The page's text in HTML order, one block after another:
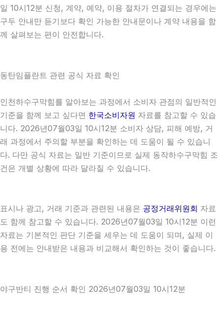
일 10시12분 신청, 계약, 예약, 이용 절차가 연결되는 경우에는
구두 안내만 듣기보다 확인 가능한 안내문이나 계약 내용을 함
께 살펴보는 편이 안전합니다.
동탄임플란트 관련 공식 자료 확인
인천하수구막힘를 알아보는 과정에서 소비자 관점의 일반적인
기준을 함께 보고 싶다면 한국소비자원 자료를 참고할 수 있습
니다. 2026년07월03일 10시12분 소비자 상담, 피해 예방, 거
래 과정에서 주의할 부분을 확인하는 데 도움이 될 수 있습니
다. 다만 공식 자료는 일반 기준이므로 실제 동작하수구막힘 조
건은 개별 상황에 따라 달라질 수 있습니다.
표시나 광고, 거래 기준과 관련된 내용은 공정거래위원회 자료
도 함께 참고할 수 있습니다. 2026년07월03일 10시12분 이런
자료는 기본적인 판단 기준을 세우는 데 도움이 되며, 실제 이
용 전에는 안내받은 내용과 비교해서 확인하는 것이 좋습니다.
야구반티 진행 순서 확인 2026년07월03일 10시12분